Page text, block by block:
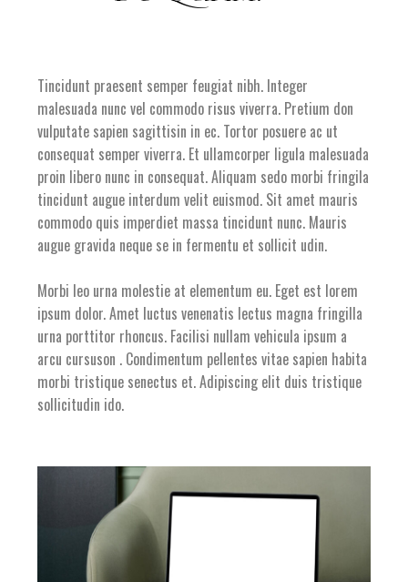
Tincidunt praesent semper feugiat nibh. Integer
malesuada nunc vel commodo risus viverra. Pretium don
vulputate sapien sagittisin in ec. Tortor posuere ac ut
consequat semper viverra. Et ullamcorper ligula malesuada
proin libero nunc in consequat. Aliquam sedo morbi fringila
tincidunt augue interdum velit euismod. Sit amet mauris
commodo quis imperdiet massa tincidunt nunc. Mauris
augue gravida neque se in fermentu et sollicit udin.
Morbi leo urna molestie at elementum eu. Eget est lorem
ipsum dolor. Amet luctus venenatis lectus magna fringilla
urna porttitor rhoncus. Facilisi nullam vehicula ipsum a
arcu cursuson . Condimentum pellentes vitae sapien habita
morbi tristique senectus et. Adipiscing elit duis tristique
sollicitudin ido.